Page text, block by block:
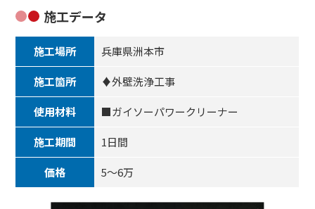
施工データ
施工場所 兵庫県洲本市
施工箇所 ♦外壁洗浄工事
使用材料 ■ガイソーパワークリーナー
施工期間 1日間
価格 5～6万